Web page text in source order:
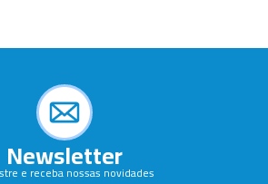
Newsletter
e receba nossas novidades